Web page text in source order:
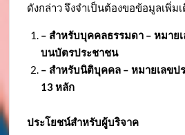
ดังกล่าว จึงจำเป็นต้องขอข้อมูลเพิ่ม
– สำหรับบุคคลธรรมดา – หมาย
บนบัตรประชาชน
– สำหรับนิติบุคคล – หมายเลขป
13 หลัก
ประโยชน์สำหรับผู้บริจาค